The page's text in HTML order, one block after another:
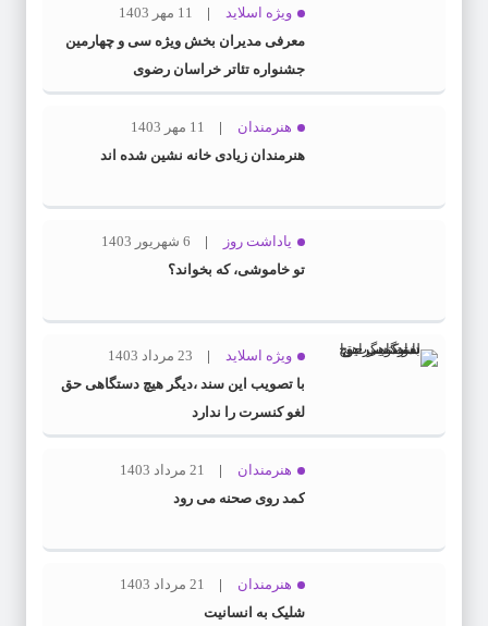
ویژه اسلاید
11 مهر 1403
معرفی مدیران بخش ویژه سی و چهارمین
جشنواره تئاتر خراسان رضوی
هنرمندان
11 مهر 1403
هنرمندان زیادی خانه نشین شده اند
یاداشت روز
6 شهریور 1403
تو خاموشی، که بخواند؟
ویژه اسلاید
23 مرداد 1403
با تصویب این سند ،دیگر هیچ دستگاهی حق
لغو کنسرت را ندارد
هنرمندان
21 مرداد 1403
کمد روی صحنه می رود
هنرمندان
21 مرداد 1403
شلیک به انسانیت